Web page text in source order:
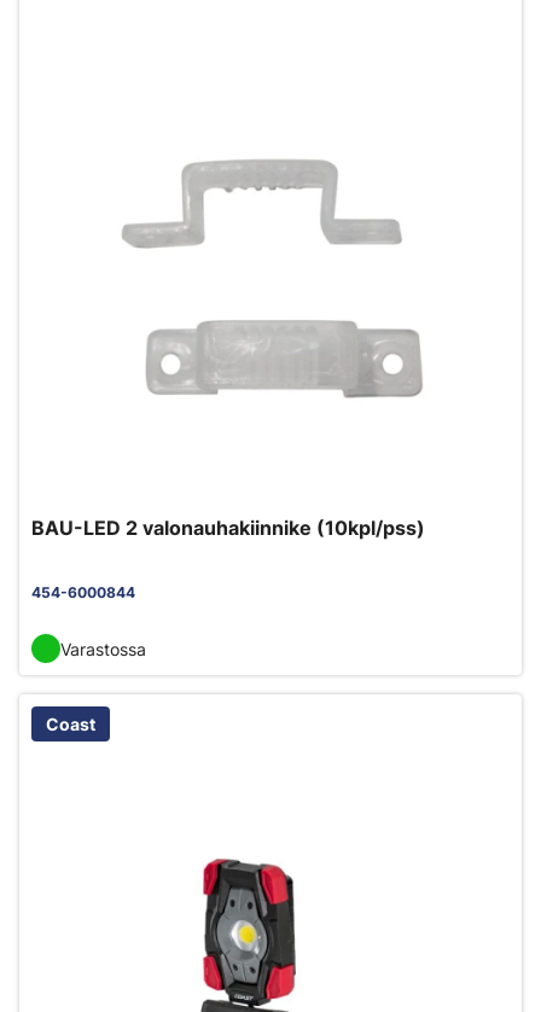
BAU-LED 2 valonauhakiinnike (10kpl/pss)
454-6000844
Varastossa
Coast